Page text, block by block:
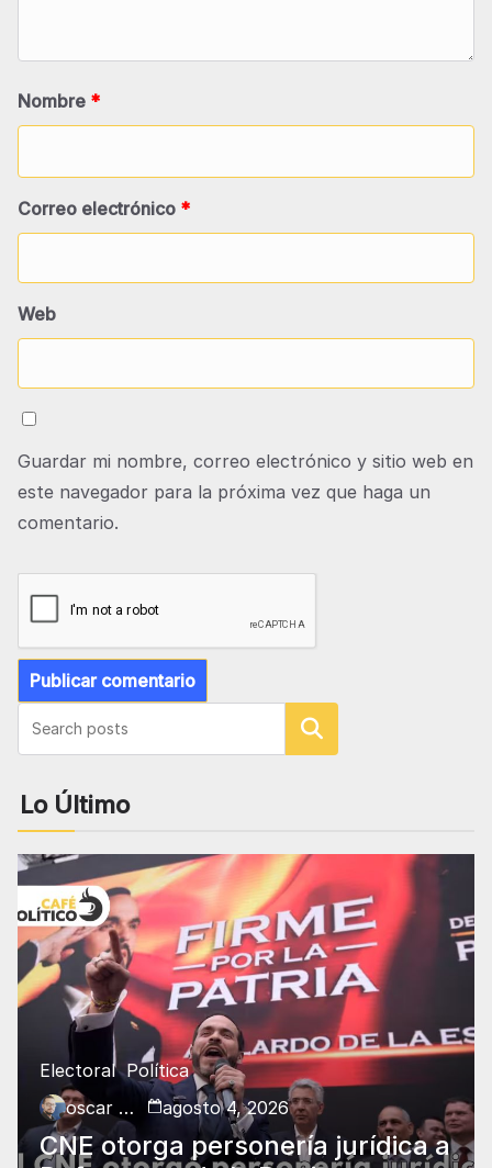
Nombre *
Correo electrónico *
Web
Guardar mi nombre, correo electrónico y sitio web en
este navegador para la próxima vez que haga un
comentario.
Buscar
Lo Último
Electoral Política
oscar charry
agosto 4, 2026
CNE otorga personería jurídica a